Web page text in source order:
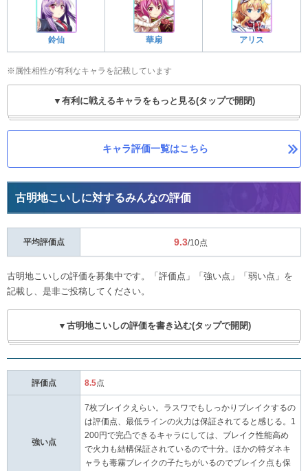
鈴仙 華扇 アリス
※属性相性が有利なキャラを記載しています
▼有利に戦えるキャラをもっと見る(タップで開閉)
キャラ評価一覧はこちら
古明地こいしに対するみんなの評価
平均評価点 9.3/10点
古明地こいしの評価を募集中です。「評価点」「強い点」「弱い点」を
記載し、是非ご投稿してください。
▼古明地こいしの評価を書き込む(タップで開閉)
評価点 8.5点
強い点
7枚ブレイクえらい。ラスワでもしっかりブレイクするの
は評価点、最低ラインの火力は保証されてると感じる。1
200円で完凸できるキャラにしては、ブレイク性能高め
で火力も結構保証されているので十分。ほかの特ダネキ
ャラも毒霧ブレイクの子たちがいるのでブレイク点も保